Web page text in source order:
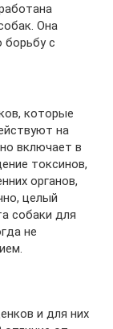
Она
борьбу с
которые
на
включает в
токсинов,
органов,
целый
собаки для
не
и для них